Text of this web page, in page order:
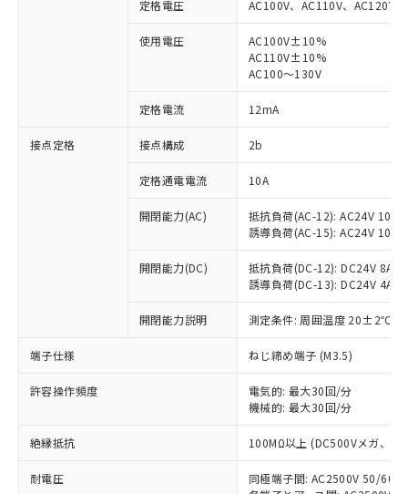
定格電圧 AC100V、AC110V、AC120V
使用電圧
AC100V±10%
AC110V±10%
AC100～130V
定格電流 12mA
接点定格 接点構成 2b
定格通電電流 10A
開閉能力(AC)
抵抗負荷(AC-12): AC24V 10A/
誘導負荷(AC-15): AC24V
開閉能力(DC)
抵抗負荷(DC-12): DC24V 8A/
誘導負荷(DC-13): DC24V 4A/
開閉能力説明 測定条件: 周囲温度 20±2℃、
端子仕様 ねじ締め端子 (M3.5)
許容操作頻度
電気的: 最大30回/分
機械的: 最大30回/分
絶縁抵抗 100MΩ以上 (DC500Vメガ、点
耐電圧
同極端子間: AC2500V 50/
ご利用条件
以下の条件をお読みいただき、同意のうえ
本サービスは、当社制御機器事業取扱
商品の当社在庫状況および標準価格
(税抜)を提供させていただくもので
当社制御機器事業取扱商品の中には、
本サービスの対象外となる商品もある
ことをご了承ください。
在庫状況および標準価格照会結果は、
記載している更新日時点での社内デー
タに基づき作成されるものであり、閲
準価格とは異なる場合があることをご
対応済み：EU RoHS指令（10物質）の
非含有に対応した製品が提供可能な商品で
対応予定：EU RoHS指令（10物質）の非含
有に対応した製品に切り替える予定のある
対応予定なし：EU RoHS指令（10物質）の
非含有に非対応の商品で、対応品を出す予
調査・確認中：EU RoHS指令（10物質）の
非含有の対応状況を調査中または確認中の
非該当品：ライセンス料など無形物で、有
害物質有無と関係のない商品です。
仕入先様の事情により、非含有部品として
いたものが、含有品と判明した場合などや
むを得ず変更することがあります。
*EU RoHS指令（10物質）：
鉛(Pb) 1000ppm以下、 水銀(Hg) 1000ppm以下、 カド
六価クロム(Cr(Ⅵ)) 1000ppm以下、ポリ臭化ビフェニル
「○」：最大均質材料含有率が中国RoHSの
基準値以下であることを示します。
「×」：最大均質材料含有率が中国RoHSの
基準値を超えていることを示します。
「－」：未確認です。当社販売部門へお問
当社は、これら貴社製品のうち、外国
為替および外国貿易法に定める商品
（以下｢規制貨物等」という）を輸出
または国外への提供する場合は、日本
国政府の輸出許可(または役務取引許
可)を取得するなどの必要な手続きを